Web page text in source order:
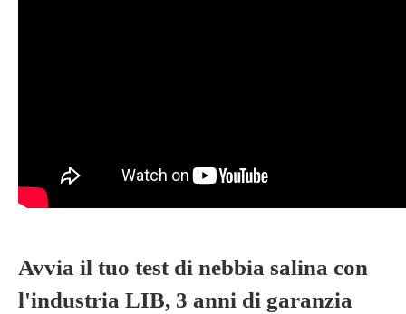
Avvia il tuo test di nebbia salina con
l'industria LIB, 3 anni di garanzia